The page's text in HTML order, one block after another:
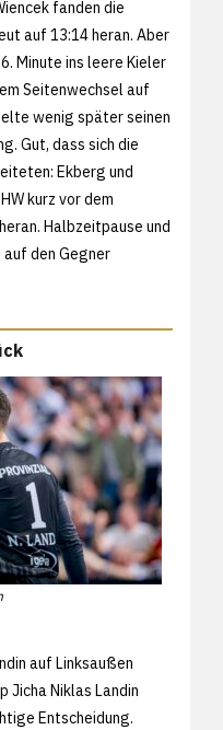
fanden die
auf 13:14 heran. Aber
Minute ins leere Kieler
Seitenwechsel auf
wenig später seinen
Gut, dass sich die
Ekberg und
kurz vor dem
Halbzeitpause und
auf den Gegner
auf Linksaußen
Jicha Niklas Landin
Entscheidung.